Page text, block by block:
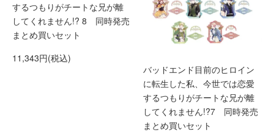
するつもりがチートな兄が離
してくれません!? 8 同時発売
まとめ買いセット
11,343円(税込)
バッドエンド目前のヒロイン
に転生した私、今世では恋愛
するつもりがチートな兄が離
してくれません!?7 同時発売
まとめ買いセット